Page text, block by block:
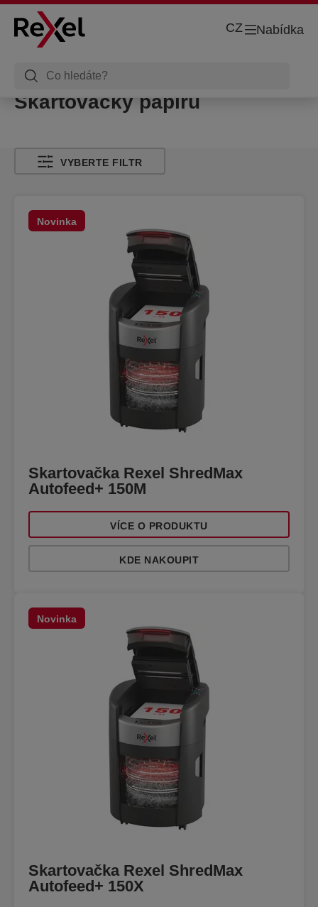
Nabídka
CZ
Skartovačky papíru
VYBERTE FILTR
Novinka
Skartovačka Rexel ShredMax
Autofeed+ 150M
VÍCE O PRODUKTU
KDE NAKOUPIT
Novinka
Skartovačka Rexel ShredMax
Autofeed+ 150X